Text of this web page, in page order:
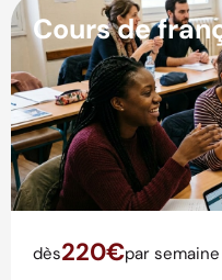
Cours de
dès220€par semaine